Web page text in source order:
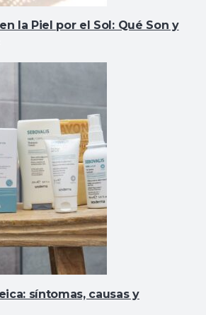
la Piel por el Sol: Qué Son y
sí­ntomas, causas y